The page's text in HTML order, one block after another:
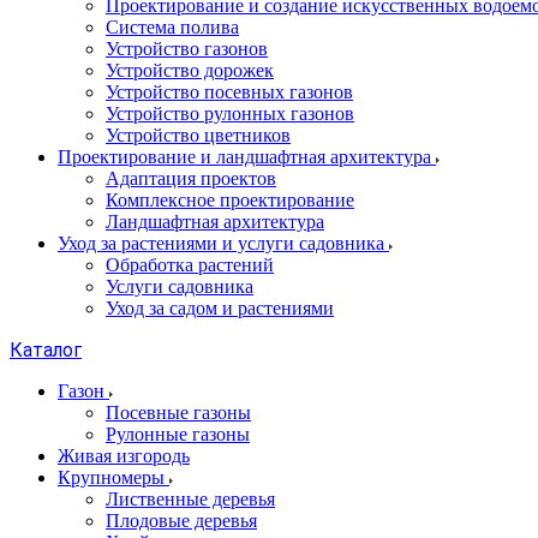
Проектирование и создание искусственных
Система полива
Устройство газонов
Устройство дорожек
Устройство посевных газонов
Устройство рулонных газонов
Устройство цветников
Проектирование и ландшафтная архитектура
Адаптация проектов
Комплексное проектирование
Ландшафтная архитектура
Уход за растениями и услуги садовника
Обработка растений
Услуги садовника
Уход за садом и растениями
Каталог
Газон
Посевные газоны
Рулонные газоны
Живая изгородь
Крупномеры
Лиственные деревья
Плодовые деревья